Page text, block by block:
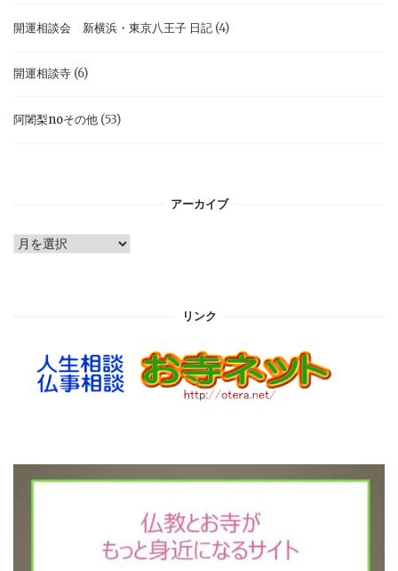
開運相談会 新横浜・東京八王子 日記 (4)
開運相談寺 (6)
阿闍梨noその他 (53)
アーカイブ
ア
リンク